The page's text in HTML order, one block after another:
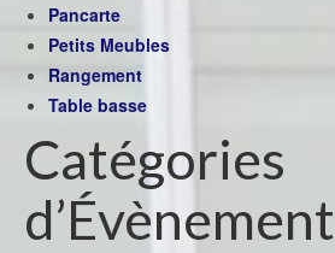
Pancarte
Petits Meubles
Rangement
Table basse
Catégories
d’Évènement